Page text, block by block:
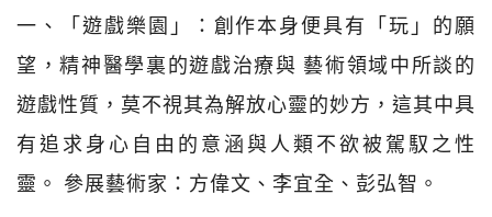
一、「遊戲樂園」：創作本身便具有「玩」的願
望，精神醫學裏的遊戲治療與 藝術領域中所談的
遊戲性質，莫不視其為解放心靈的妙方，這其中具
有追求身心自由的意涵與人類不欲被駕馭之性
靈。 參展藝術家：方偉文、李宜全、彭弘智。